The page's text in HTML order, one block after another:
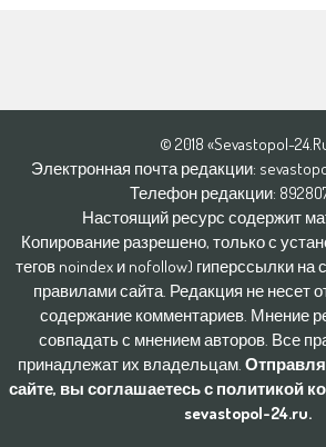
© 2018 «Sevastopol-
Электронная почта редакции:
Телефон редакции:
Настоящий ресурс содержит
Копирование разрешено, только с
тегов noindex и nofollow) гиперссылки на
правилами сайта. Редакция не несет
содержание комментариев. Мнение
совпадать с мнением авторов. Все
принадлежат их владельцам.
сайте, вы соглашаетесь с политикой
sevastopol-24.ru.